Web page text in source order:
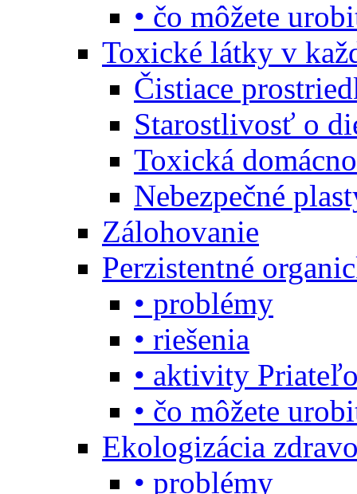
• čo môžete
Toxické látky v
Čistiace
Starostlivosť o
Toxická
Nebezpečné
Zálohovanie
Perzistentné
• problémy
• riešenia
• aktivity
• čo môžete
Ekologizácia
• problémy